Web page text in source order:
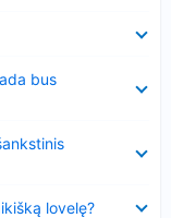
bus
lovelę?